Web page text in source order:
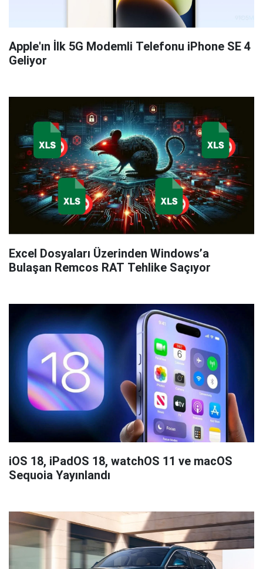
Apple'ın İlk 5G Modemli Telefonu iPhone SE 4
Geliyor
Excel Dosyaları Üzerinden Windows’a
Bulaşan Remcos RAT Tehlike Saçıyor
iOS 18, iPadOS 18, watchOS 11 ve macOS
Sequoia Yayınlandı